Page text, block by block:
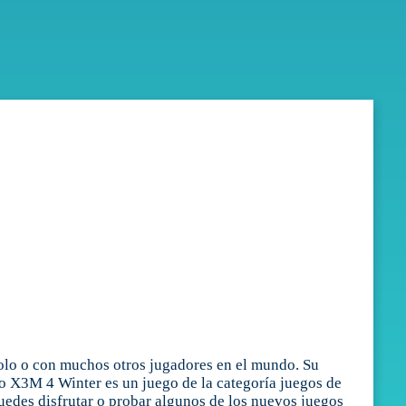
o con muchos otros jugadores en el mundo. Su
4 Winter es un juego de la categoría juegos de
disfrutar o probar algunos de los nuevos juegos